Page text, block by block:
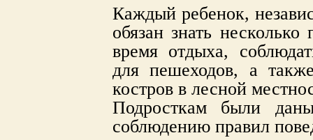
Каждый ребенок,
обязан знать
время отдыха,
для пешеходов, а
костров в лесной
Подросткам были
соблюдению правил